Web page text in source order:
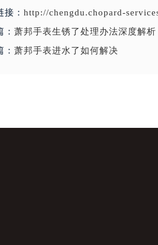
接： http://chengdu.chopard-
： 萧邦手表生锈了处理办法深度解析
： 萧邦手表进水了如何解决